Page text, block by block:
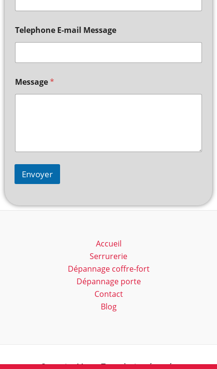
Telephone E-mail Message
Message*
Envoyer
Accueil
Serrurerie
Dépannage coffre-fort
Dépannage porte
Contact
Blog
Serrurier Marc - Tous droits réservés